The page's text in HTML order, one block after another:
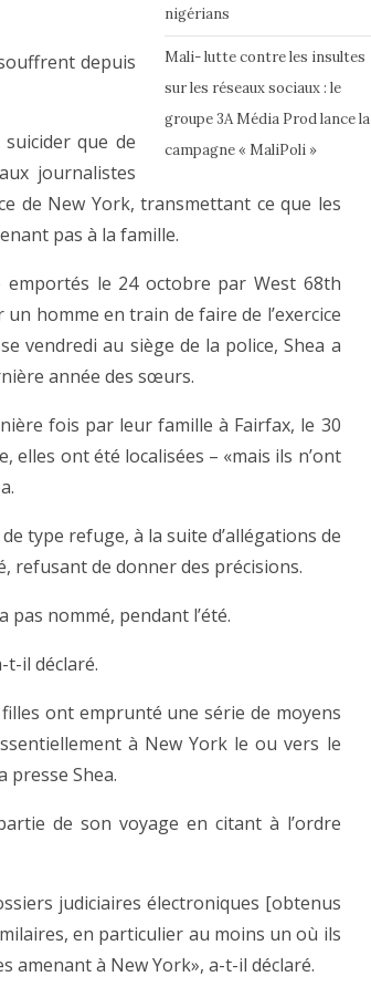
nigérians
Mali- lutte contre les insultes
sur les réseaux sociaux : le
groupe 3A Média Prod lance la
campagne « MaliPoli »
depuis
que de
journalistes
de New York, transmettant ce que les
pas à la famille.
le 24 octobre par West 68th
homme en train de faire de l’exercice
vendredi au siège de la police, Shea a
année des sœurs.
fois par leur famille à Fairfax, le 30
elles ont été localisées – «mais ils n’ont
type refuge, à la suite d’allégations de
refusant de donner des précisions.
pas nommé, pendant l’été.
t-il déclaré.
ont emprunté une série de moyens
à New York le ou vers le
presse Shea.
de son voyage en citant à l’ordre
judiciaires électroniques [obtenus
en particulier au moins un où ils
amenant à New York», a-t-il déclaré.